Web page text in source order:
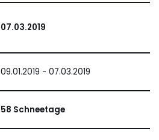
07.03.2019
09.01.2019 - 07.03.2019
58 Schneetage